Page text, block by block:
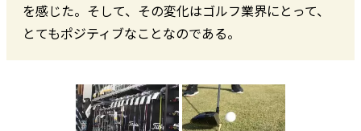
を感じた。そして、その変化はゴルフ業界にとって、
とてもポジティブなことなのである。